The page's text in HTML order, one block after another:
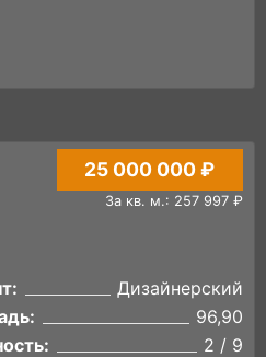
25 000 000 ₽
За кв. м.: 257 997 ₽
Дизайнерский
96,90
2 / 9